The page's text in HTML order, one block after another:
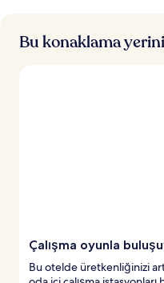
Bu konaklama
Çalışma oyunla
Bu otelde üretkenliğinizi